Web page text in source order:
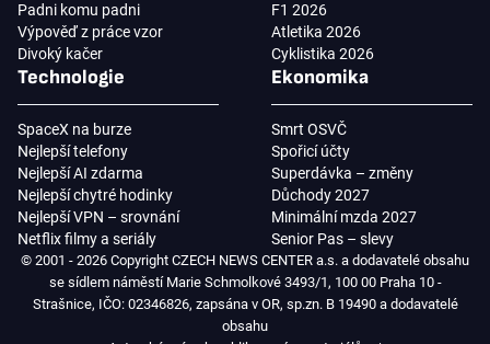
Padni komu padni
Výpověď z práce vzor
Divoký kačer
F1 2026
Atletika 2026
Cyklistika 2026
Technologie
SpaceX na burze
Nejlepší telefony
Nejlepší AI zdarma
Nejlepší chytré hodinky
Nejlepší VPN – srovnání
Netflix filmy a seriály
Ekonomika
Smrt OSVČ
Spořicí účty
Superdávka – změny
Důchody 2027
Minimální mzda 2027
Senior Pas – slevy
© 2001 - 2026 Copyright CZECH NEWS CENTER a.s. a dodavatelé obsahu
se sídlem náměstí Marie Schmolkové 3493/1, 100 00 Praha 10 -
Strašnice, IČO: 02346826, zapsána v OR, sp.zn. B 19490 a dodavatelé
obsahu